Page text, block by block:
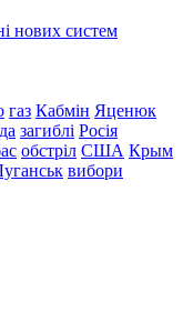
нових систем
газ Кабмін Яценюк
загиблі Росія
обстріл США Крым
вибори